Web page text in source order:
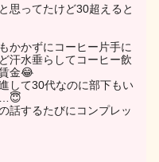
思ってたけど30超えると
かかずにコーヒー片手に
汗水垂らしてコーヒー飲
金😂
して30代なのに部下もい
話するたびにコンプレッ